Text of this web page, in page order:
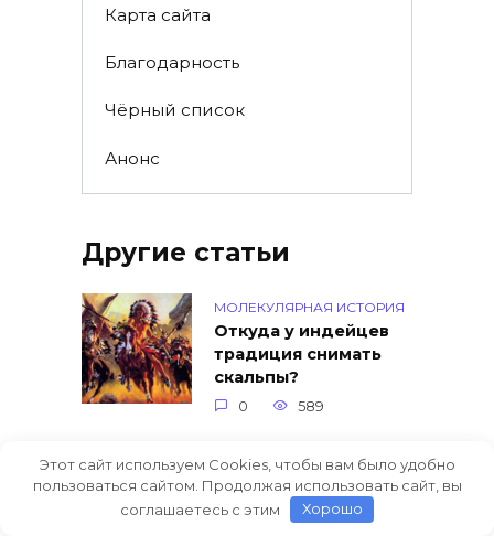
Карта сайта
Благодарность
Чёрный список
Анонс
Другие статьи
МОЛЕКУЛЯРНАЯ ИСТОРИЯ
Откуда у индейцев
традиция снимать
скальпы?
0 589
ВЕЛИКАЯ ОТЕЧЕСТВЕННАЯ
Когда Гитлера в
Европе начнут
Этот сайт используем Cookies, чтобы вам было удобно
пользоваться сайтом. Продолжая использовать сайт, вы
соглашаетесь с этим
Хорошо